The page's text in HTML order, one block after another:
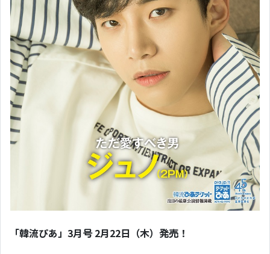
「韓流ぴあ」3月号 2月22日（木）発売！